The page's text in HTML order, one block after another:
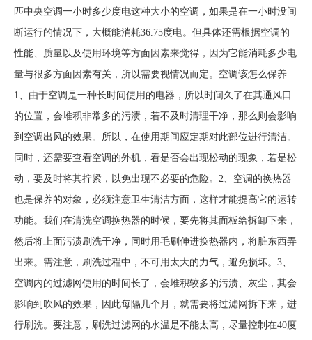
匹中央空调一小时多少度电这种大小的空调，如果是在一小时没间
断运行的情况下，大概能消耗36.75度电。但具体还需根据空调的
性能、质量以及使用环境等方面因素来觉得，因为它能消耗多少电
量与很多方面因素有关，所以需要视情况而定。空调该怎么保养
1、由于空调是一种长时间使用的电器，所以时间久了在其通风口
的位置，会堆积非常多的污渍，若不及时清理干净，那么则会影响
到空调出风的效果。所以，在使用期间应定期对此部位进行清洁。
同时，还需要查看空调的外机，看是否会出现松动的现象，若是松
动，要及时将其拧紧，以免出现不必要的危险。2、空调的换热器
也是保养的对象，必须注意卫生清洁方面，这样才能提高它的运转
功能。我们在清洗空调换热器的时候，要先将其面板给拆卸下来，
然后将上面污渍刷洗干净，同时用毛刷伸进换热器内，将脏东西弄
出来。需注意，刷洗过程中，不可用太大的力气，避免损坏。3、
空调内的过滤网使用的时间长了，会堆积较多的污渍、灰尘，其会
影响到吹风的效果，因此每隔几个月，就需要将过滤网拆下来，进
行刷洗。要注意，刷洗过滤网的水温是不能太高，尽量控制在40度